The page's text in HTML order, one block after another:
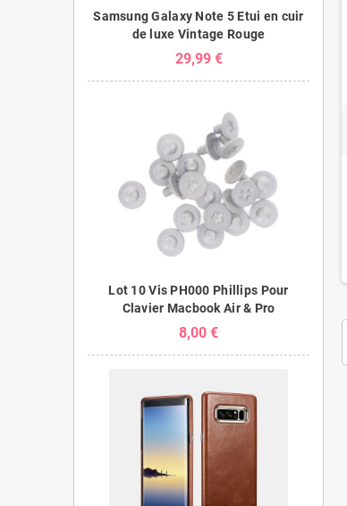
Samsung Galaxy Note 5 Etui en cuir
de luxe Vintage Rouge
29,99 €
Lot 10 Vis PH000 Phillips Pour
Clavier Macbook Air & Pro
8,00 €